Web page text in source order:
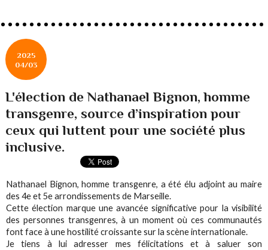
2025
04/03
L'élection de Nathanael Bignon, homme
transgenre, source d’inspiration pour
ceux qui luttent pour une société plus
inclusive.
Nathanael Bignon, homme transgenre, a été élu adjoint au maire
des 4e et 5e arrondissements de Marseille.
Cette élection marque une avancée significative pour la visibilité
des personnes transgenres, à un moment où ces communautés
font face à une hostilité croissante sur la scène internationale.
Je tiens à lui adresser mes félicitations et à saluer son